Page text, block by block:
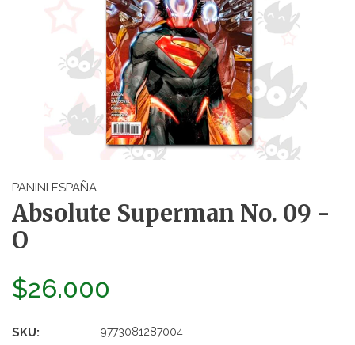
PANINI ESPAÑA
Absolute Superman No. 09 -
O
$26.000
SKU: 9773081287004